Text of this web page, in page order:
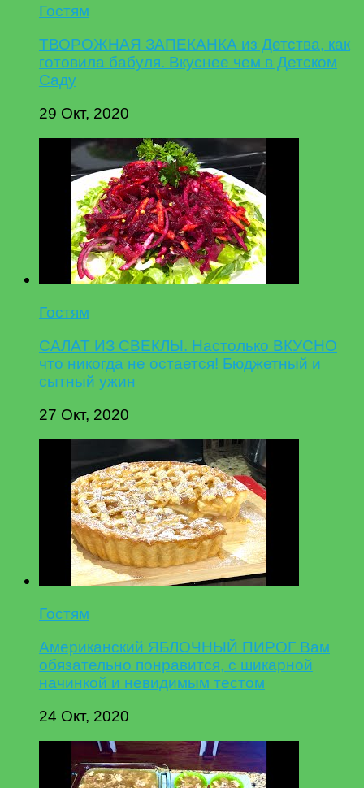
Гостям
ТВОРОЖНАЯ ЗАПЕКАНКА из Детства, как
готовила бабуля. Вкуснее чем в Детском
Саду
29 Окт, 2020
Гостям
САЛАТ ИЗ СВЕКЛЫ. Настолько ВКУСНО
что никогда не остается! Бюджетный и
сытный ужин
27 Окт, 2020
Гостям
Американский ЯБЛОЧНЫЙ ПИРОГ Вам
обязательно понравится, с шикарной
начинкой и невидимым тестом
24 Окт, 2020